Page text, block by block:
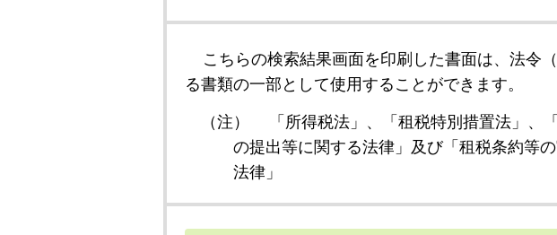
こちらの検索結果画面を印刷した書面は、法令
る書類の一部として使用することができます。
（注）
「所得税法」、「租税特別措置法」
の提出等に関する法律」及び「租税条約等
法律」